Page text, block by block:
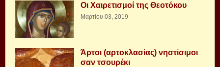
Οι Χαιρετισμοί της Θεοτόκου
Μαρτίου 03, 2019
Άρτοι (αρτοκλασίας) νηστίσιμοι
σαν τσουρέκι